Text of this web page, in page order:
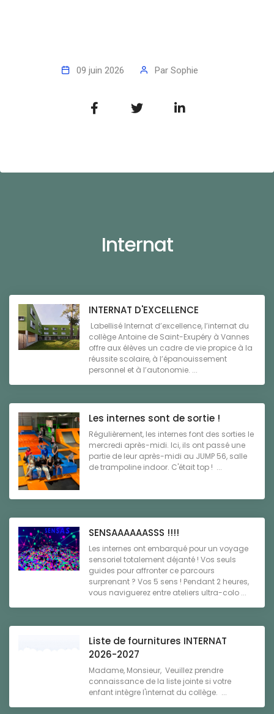
09 juin 2026 Par Sophie
Internat
INTERNAT D'EXCELLENCE
Labellisé Internat d’excellence, l’internat du
collège Antoine de Saint-Exupéry à Vannes
offre aux élèves un cadre de vie propice à la
réussite scolaire, à l’épanouissement
personnel et à l’autonomie. ...
Les internes sont de sortie !
Régulièrement, les internes font des sorties le
mercredi après-midi. Ici, ils ont passé une
partie de leur après-midi au JUMP 56, salle
de trampoline indoor. C'était top ! ...
SENSAAAAAASSS !!!!
Les internes ont embarqué pour un voyage
sensoriel totalement déjanté ! Vos seuls
guides pour affronter ce parcours
surprenant ? Vos 5 sens ! Pendant 2 heures,
vous naviguerez entre ateliers ultra-colo ...
Liste de fournitures INTERNAT
2026-2027
Madame, Monsieur, Veuillez prendre
connaissance de la liste jointe si votre
enfant intègre l'internat du collège. ...